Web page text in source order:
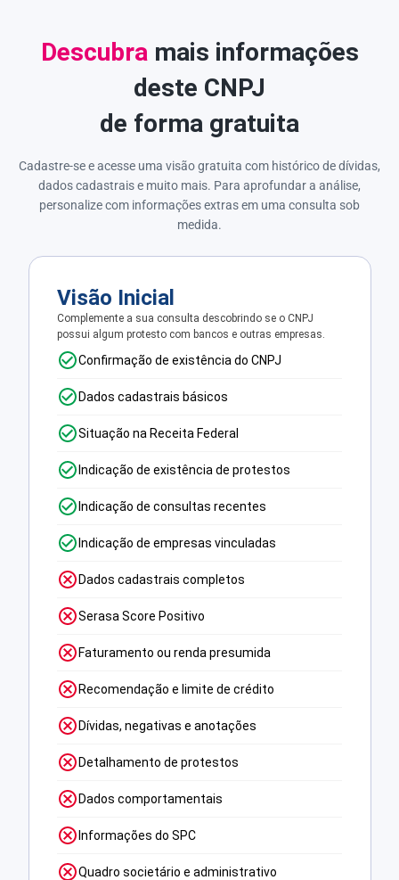
Descubramais informações
deste CNPJ
de forma gratuita
Cadastre-se e acesse uma visão gratuita com histórico de dívidas,
dados cadastrais e muito mais. Para aprofundar a análise,
personalize com informações extras em uma consulta sob
medida.
Visão Inicial
Complemente a sua consulta descobrindo se o CNPJ
possui algum protesto com bancos e outras empresas.
Confirmação de existência do CNPJ
Dados cadastrais básicos
Situação na Receita Federal
Indicação de existência de protestos
Indicação de consultas recentes
Indicação de empresas vinculadas
Dados cadastrais completos
Serasa Score Positivo
Faturamento ou renda presumida
Recomendação e limite de crédito
Dívidas, negativas e anotações
Detalhamento de protestos
Dados comportamentais
Informações do SPC
Quadro societário e administrativo